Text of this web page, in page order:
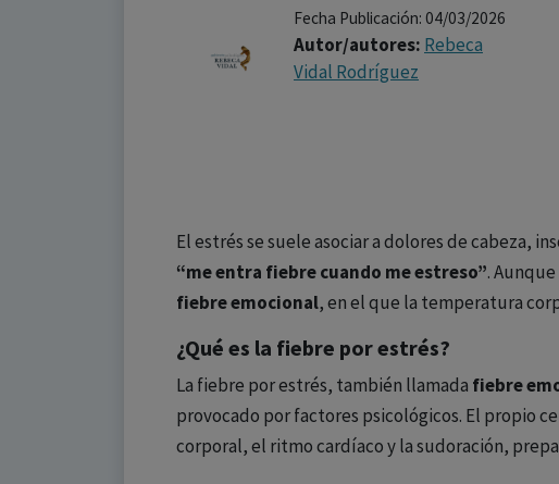
Fecha Publicación: 04/03/2026
Autor/autores: Rebeca
Vidal Rodríguez
El estrés se suele asociar a dolores de cabeza,
“me entra fiebre cuando me estreso”.
fiebre emocional, en el que la temperatura
¿Qué es la fiebre por estrés?
La fiebre por estrés, también llamada fiebre
provocado por factores psicológicos. El propio
corporal, el ritmo cardíaco y la sudoración,